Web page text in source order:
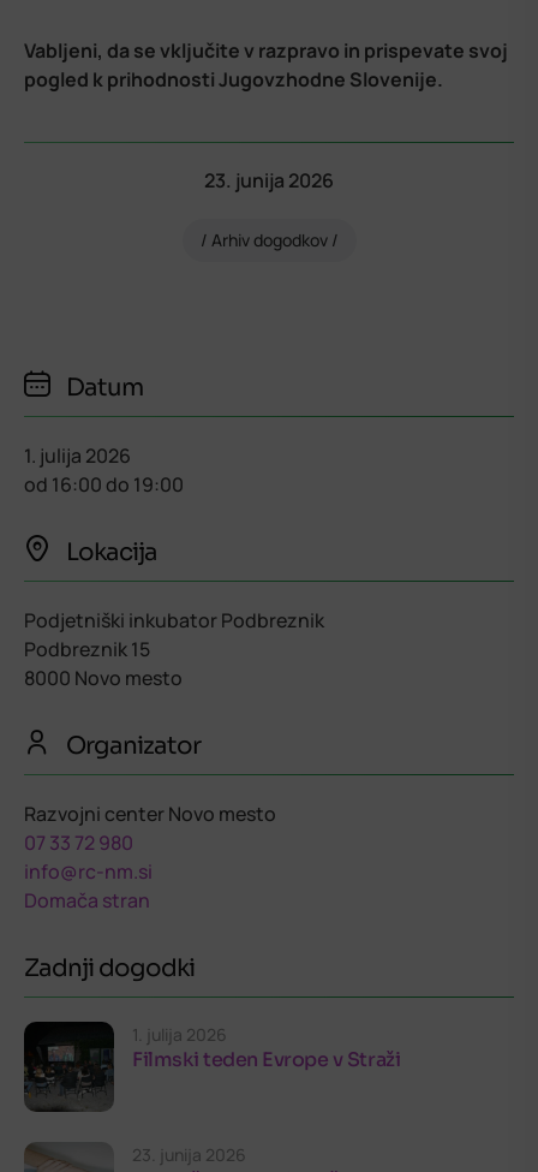
Vabljeni, da se vključite v razpravo in prispevate svoj
pogled k prihodnosti Jugovzhodne Slovenije.
23. junija 2026
Arhiv dogodkov
Datum
1. julija 2026
od 16:00 do 19:00
Lokacija
Podjetniški inkubator Podbreznik
Podbreznik 15
8000 Novo mesto
Organizator
Razvojni center Novo mesto
07 33 72 980
info@rc-nm.si
Domača stran
Zadnji dogodki
1. julija 2026
Filmski teden Evrope v Straži
23. junija 2026